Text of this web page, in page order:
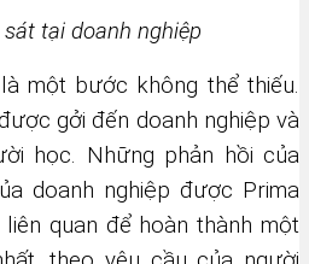
tại doanh nghiệp
một bước không thể thiếu.
gởi đến doanh nghiệp và
học. Những phản hồi của
doanh nghiệp được Prima
quan để hoàn thành một